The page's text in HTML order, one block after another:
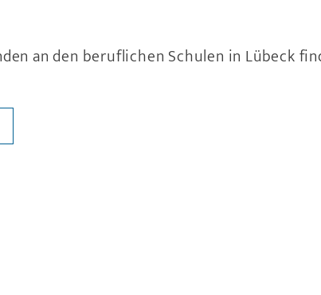
an den beruflichen Schulen in Lübeck